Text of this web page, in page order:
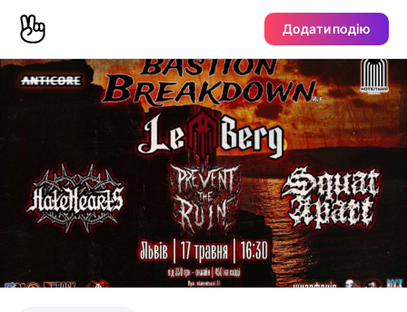
Додати подію